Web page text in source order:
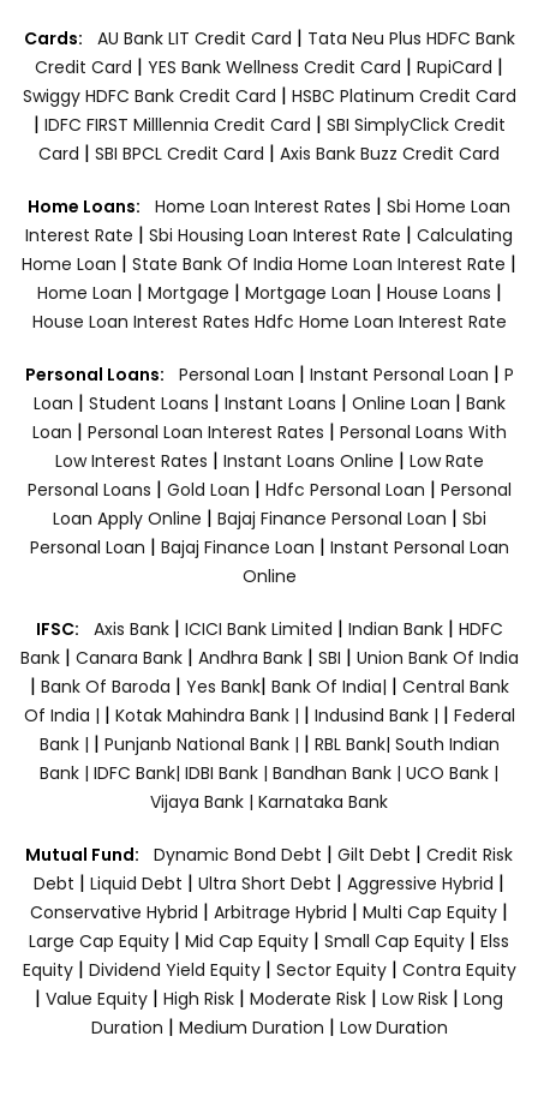
Cards: AU Bank LIT Credit Card | Tata Neu Plus HDFC Bank
Credit Card | YES Bank Wellness Credit Card | RupiCard |
Swiggy HDFC Bank Credit Card | HSBC Platinum Credit Card
| IDFC FIRST Milllennia Credit Card | SBI SimplyClick Credit
Card | SBI BPCL Credit Card | Axis Bank Buzz Credit Card
Home Loans: Home Loan Interest Rates | Sbi Home Loan
Interest Rate | Sbi Housing Loan Interest Rate | Calculating
Home Loan | State Bank Of India Home Loan Interest Rate |
Home Loan | Mortgage | Mortgage Loan | House Loans |
House Loan Interest Rates Hdfc Home Loan Interest Rate
Personal Loans: Personal Loan | Instant Personal Loan | P
Loan | Student Loans | Instant Loans | Online Loan | Bank
Loan | Personal Loan Interest Rates | Personal Loans With
Low Interest Rates | Instant Loans Online | Low Rate
Personal Loans | Gold Loan | Hdfc Personal Loan | Personal
Loan Apply Online | Bajaj Finance Personal Loan | Sbi
Personal Loan | Bajaj Finance Loan | Instant Personal Loan
Online
IFSC: Axis Bank | ICICI Bank Limited | Indian Bank | HDFC
Bank| Canara Bank | Andhra Bank| SBI | Union Bank Of India
| Bank Of Baroda | Yes Bank| Bank Of India| | Central Bank
Of India | | Kotak Mahindra Bank | | Indusind Bank | | Federal
Bank | | Punjanb National Bank | | RBL Bank| South Indian
Bank | IDFC Bank| IDBI Bank | Bandhan Bank | UCO Bank |
Vijaya Bank | Karnataka Bank
Mutual Fund: Dynamic Bond Debt | Gilt Debt | Credit Risk
Debt | Liquid Debt | Ultra Short Debt | Aggressive Hybrid |
Conservative Hybrid | Arbitrage Hybrid | Multi Cap Equity |
Large Cap Equity | Mid Cap Equity | Small Cap Equity | Elss
Equity| Dividend Yield Equity| Sector Equity | Contra Equity
| Value Equity | High Risk | Moderate Risk | Low Risk | Long
Duration | Medium Duration | Low Duration